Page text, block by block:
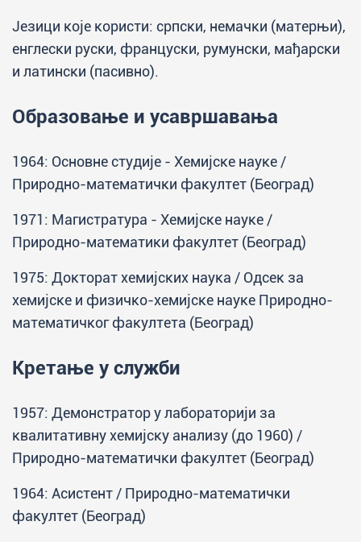
Језици које користи: српски, немачки (матерњи),
енглески руски, француски, румунски, мађарски
и латински (пасивно).
Образовање и усавршавања
1964: Основне студије - Хемијске науке /
Природно-математички факултет (Београд)
1971: Магистратура - Хемијске науке /
Природно-математики факултет (Београд)
1975: Докторат хемијских наука / Одсек за
хемијске и физичко-хемијске науке Природно-
математичког факултета (Београд)
Кретање у служби
1957: Демонстратор у лабораторији за
квалитативну хемијску анализу (до 1960) /
Природно-математички факултет (Београд)
1964: Асистент / Природно-математички
факултет (Београд)